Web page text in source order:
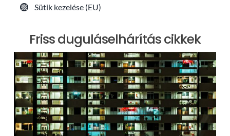
Sütik kezelése (EU)
Friss duguláselhárítás cikkek